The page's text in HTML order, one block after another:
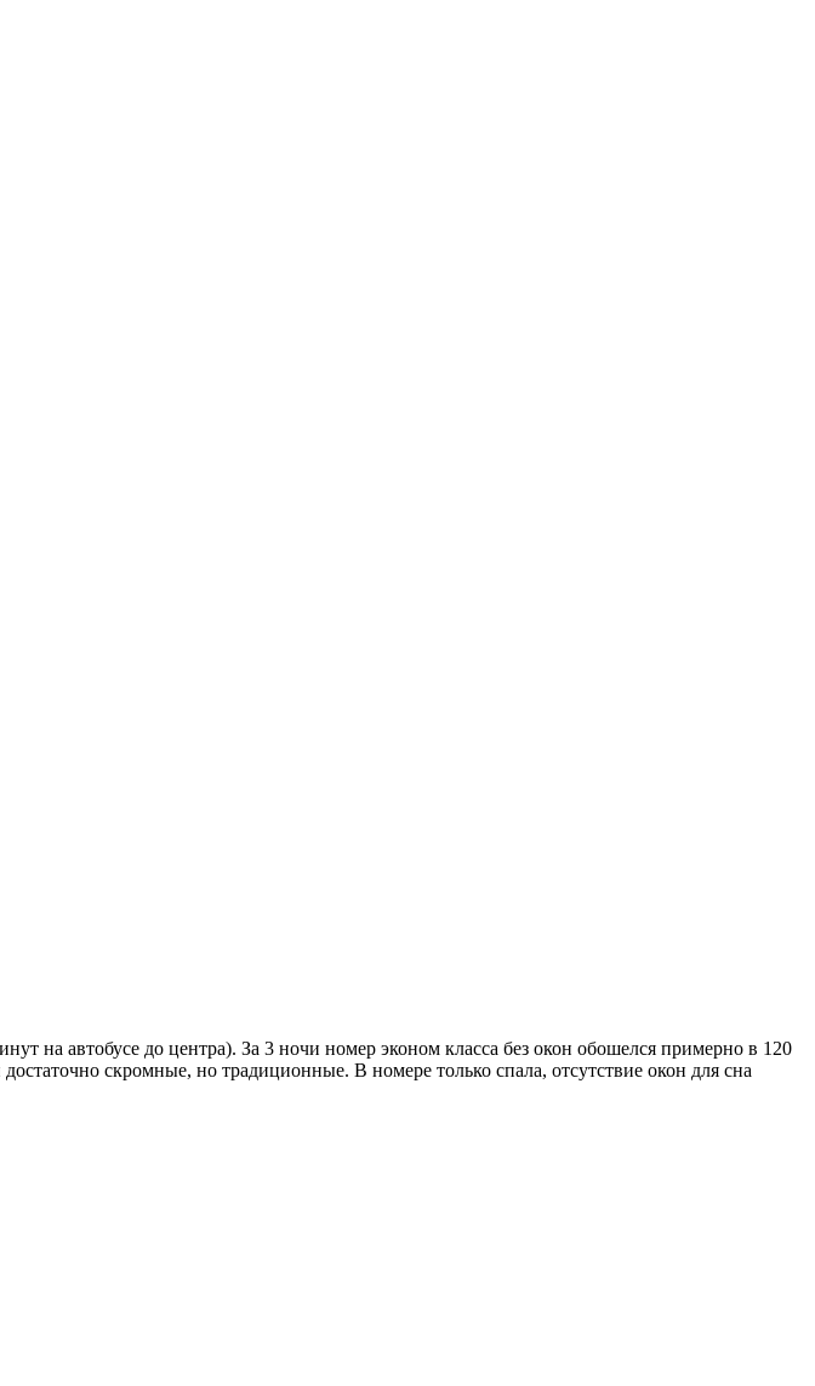
на автобусе до центра). За 3 ночи номер эконом класса без окон обошелся примерно в 120
скромные, но традиционные. В номере только спала, отсутствие окон для сна